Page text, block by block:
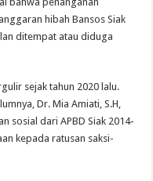
hibah Bansos Siak
ditempat atau diduga
sejak tahun 2020 lalu.
Dr. Mia Amiati, S.H,
sosial dari APBD Siak 2014-
kepada ratusan saksi-